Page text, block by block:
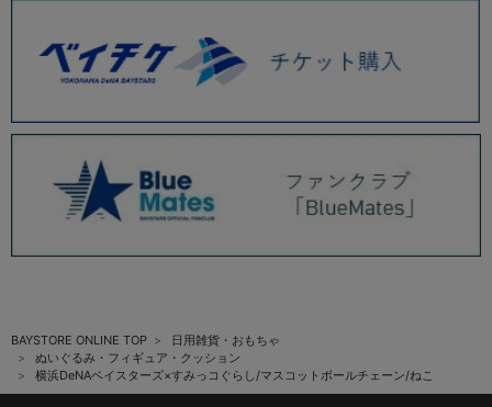
BAYSTORE ONLINE TOP
日用雑貨・おもちゃ
ぬいぐるみ・フィギュア・クッション
横浜DeNAベイスターズ×すみっコぐらし/マスコットボールチェーン/ねこ